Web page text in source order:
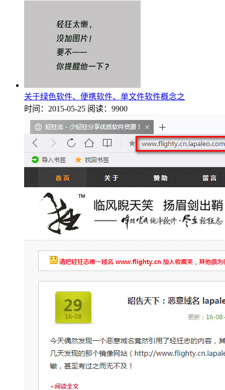
关于绿色软件、便携软件、单文件软件概念之
时间：2015-05-25 阅读：9900